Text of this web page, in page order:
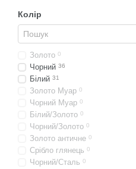
Колір
Золото 0
Чорний 36
Білий 31
Золото Муар 0
Чорний Муар 0
Білий/Золото 0
Чорний/Золото 0
Золото античне 0
Срібло глянець 0
Чорний/Сталь 0